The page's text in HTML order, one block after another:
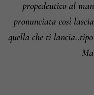
propedeutico al
pronunciata così
quella che ti lancia..tipo